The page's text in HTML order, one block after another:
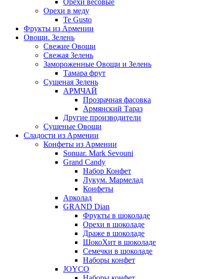
Орехи весовые
Орехи в меду
Te Gusto
Фрукты из Армении
Овощи. Зелень
Свежие Овощи
Свежая Зелень
Замороженные Овощи и Зелень
Тамара фрут
Сушеная Зелень
АРМЧАЙ
Прозрачная фасовка
Армянский Тараз
Другие производители
Сушеные Овощи
Сладости из Армении
Конфеты из Армении
Sonuar. Mark Sevouni
Grand Candy
Набор Конфет
Лукум. Мармелад
Конфеты
Арколад
GRAND Dian
Фрукты в шоколаде
Орехи в шоколаде
Драже в шоколаде
ШокоХит в шоколаде
Семечки в шоколаде
Наборы конфет
JOYCO